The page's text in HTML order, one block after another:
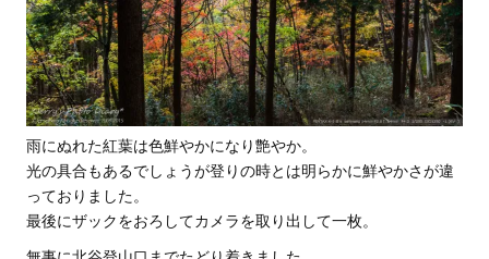
雨にぬれた紅葉は色鮮やかになり艶やか。
光の具合もあるでしょうが登りの時とは明らかに鮮やかさが違
っておりました。
最後にザックをおろしてカメラを取り出して一枚。